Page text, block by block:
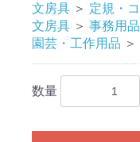
文房具 ＞ 定規・
文房具 ＞ 事務用品
園芸・工作用品 ＞
数量